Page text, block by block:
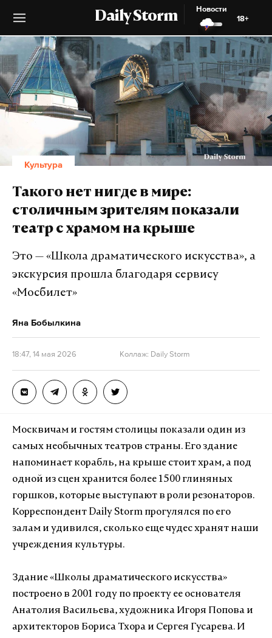
Daily Storm
Новости
18+
Культура
Такого нет нигде в мире:
столичным зрителям показали
театр с храмом на крыше
Это — «Школа драматического искусства», а
экскурсия прошла благодаря сервису
«Мосбилет»
Яна Бобылкина
18:47, 14 мая 2026 Коллаж: Daily Storm
Москвичам и гостям столицы показали один из
самых необычных театров страны. Его здание
напоминает корабль, на крыше стоит храм, а под
одной из сцен хранится более 1500 глиняных
горшков, которые выступают в роли резонаторов.
Корреспондент Daily Storm прогулялся по его
залам и удивился, сколько еще чудес хранят наши
учреждения культуры.
Здание «Школы драматического искусства»
построено в 2001 году по проекту ее основателя
Анатолия Васильева, художника Игоря Попова и
архитекторов Бориса Тхора и Сергея Гусарева. И